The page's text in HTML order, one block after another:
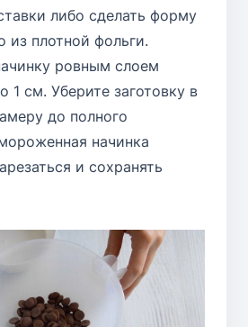
либо сделать форму
из плотной фольги.
ровным слоем
1 см. Уберите заготовку в
до полного
начинка
и сохранять